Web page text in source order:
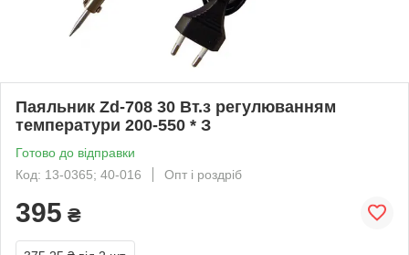
Паяльник Zd-708 30 Вт.з регулюванням
температури 200-550 * З
Готово до відправки
Код: 13-0365; 40-016
Опт і роздріб
395 ₴